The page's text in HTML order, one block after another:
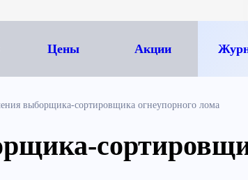
Цены Акции
выборщика-сортировщика огнеупорного лома